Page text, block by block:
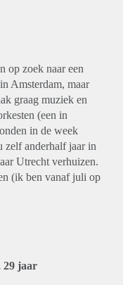
op zoek naar een
Amsterdam, maar
graag muziek en
(een in
in de week
anderhalf jaar in
Utrecht verhuizen.
(ik ben vanaf juli op
29 jaar